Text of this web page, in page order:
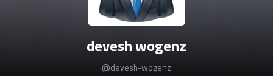
devesh wogenz
@devesh-wogenz